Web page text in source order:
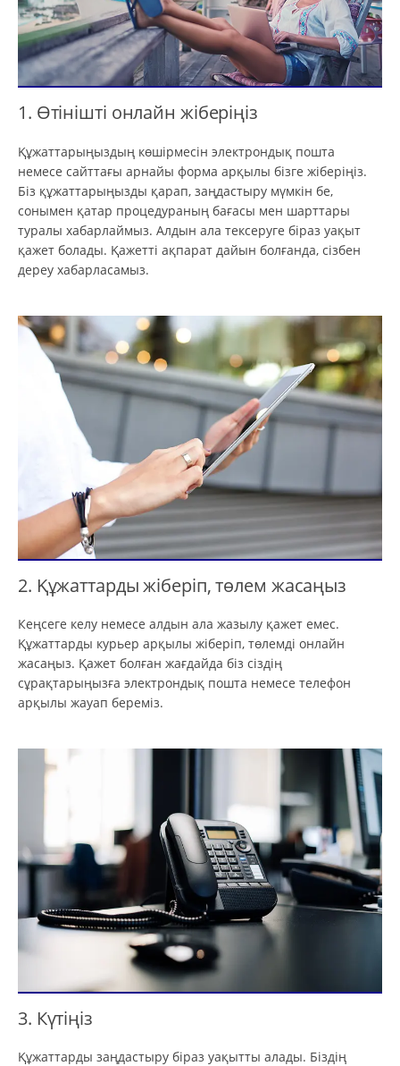
1. Өтінішті онлайн жіберіңіз
Құжаттарыңыздың көшірмесін электрондық пошта
немесе сайттағы арнайы форма арқылы бізге жіберіңіз.
Біз құжаттарыңызды қарап, заңдастыру мүмкін бе,
сонымен қатар процедураның бағасы мен шарттары
туралы хабарлаймыз. Алдын ала тексеруге біраз уақыт
қажет болады. Қажетті ақпарат дайын болғанда, сізбен
дереу хабарласамыз.
2. Құжаттарды жіберіп, төлем жасаңыз
Кеңсеге келу немесе алдын ала жазылу қажет емес.
Құжаттарды курьер арқылы жіберіп, төлемді онлайн
жасаңыз. Қажет болған жағдайда біз сіздің
сұрақтарыңызға электрондық пошта немесе телефон
арқылы жауап береміз.
3. Күтіңіз
Құжаттарды заңдастыру біраз уақытты алады. Біздің